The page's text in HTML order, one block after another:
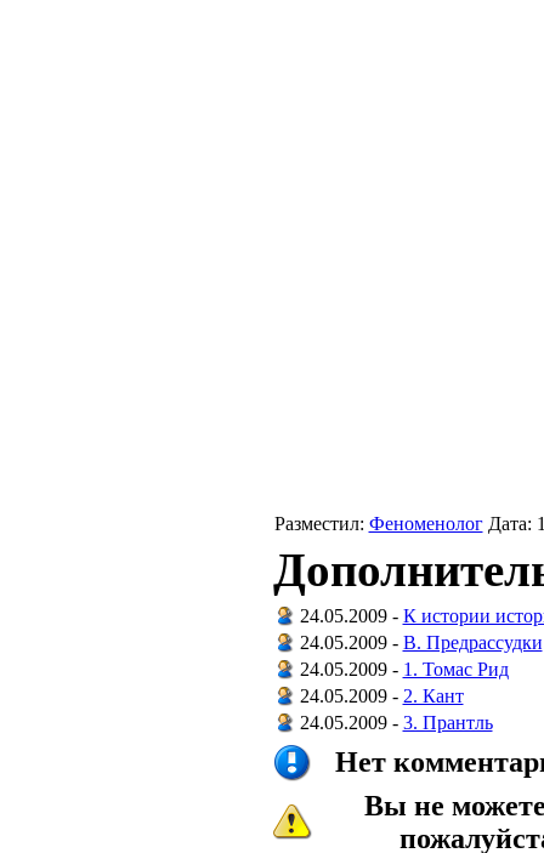
Разместил: ФеноменологДата:
24.05.2009 - К истории
24.05.2009 - B. Предрассудки
24.05.2009 - 1. Томас Рид
24.05.2009 - 2. Кант
24.05.2009 - 3. Прантль
Нет
Вы не